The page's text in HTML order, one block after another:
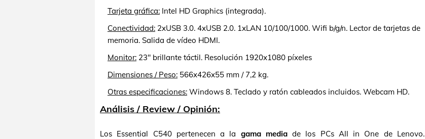
Tarjeta gráfica: Intel HD Graphics (integrada).
Conectividad: 2xUSB 3.0. 4xUSB 2.0. 1xLAN 10/100/1000. Wifi b/g/n. Lector de tarjetas de
memoria. Salida de vídeo HDMI.
Monitor: 23" brillante táctil. Resolución 1920x1080 píxeles
Dimensiones / Peso: 566x426x55 mm / 7,2 kg.
Otras especificaciones: Windows 8. Teclado y ratón cableados incluidos. Webcam HD.
Análisis / Review / Opinión:
Los Essential C540 pertenecen a la gama mediade los PCs All in One de Lenovo.